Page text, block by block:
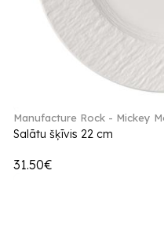
Manufacture Rock - Mickey
Salātu šķīvis 22 cm
31.50€